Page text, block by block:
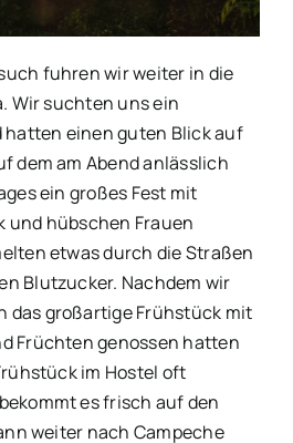
fuhren wir weiter in die
Wir suchten uns ein
hatten einen guten Blick auf
dem am Abend anlässlich
ein großes Fest mit
und hübschen Frauen
etwas durch die Straßen
Blutzucker. Nachdem wir
das großartige Frühstück mit
Früchten genossen hatten
im Hostel oft
es frisch auf den
weiter nach Campeche